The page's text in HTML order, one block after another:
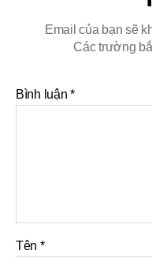
Email của bạn sẽ
Các trường
Bình luận*
Tên *